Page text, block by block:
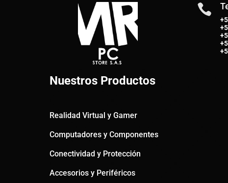

Nuestros Productos
Realidad Virtual y Gamer
Computadores y Componentes
Conectividad y Protección
Accesorios y Periféricos